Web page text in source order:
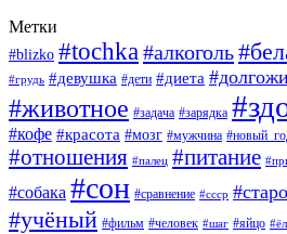
Метки
#blizko #tochka #алкоголь
#грудь #девушка #дети #диета
#животное #задача #зарядка
#кофе #красота #мозг #мужчина
#отношения #палец #питание
#собака #сон #сравнение #ссср
#учёный #фильм #человек #шаг #яйцо